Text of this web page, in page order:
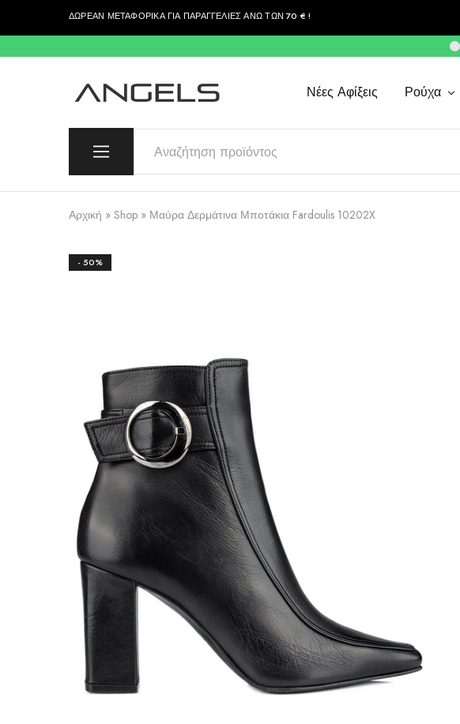
περιεχόμενοΔΩΡΕΑΝ ΜΕΤΑΦΟΡΙΚΑ ΓΙΑ ΠΑΡΑΓΓΕΛΙΕΣ ΑΝΩ ΤΩΝ 70 € !
Angels
Greek
Quality
Νέες Αφίξεις Ρούχα
Αρχική » Shop » Μαύρα Δερμάτινα Μποτάκια Fardoulis 10202X
- 50%